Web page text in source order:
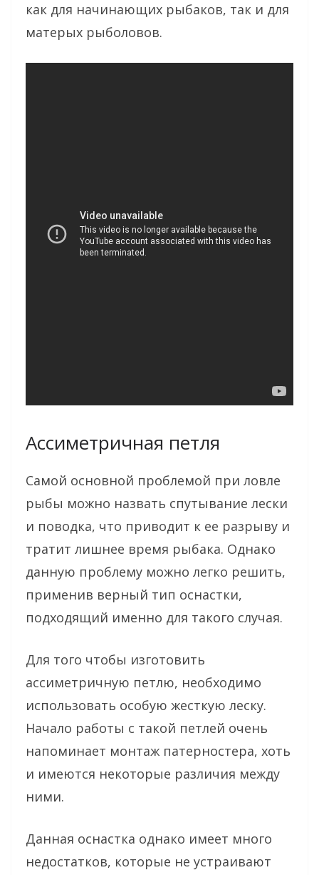
как для начинающих рыбаков, так и для
матерых рыболовов.
Ассиметричная петля
Самой основной проблемой при ловле
рыбы можно назвать спутывание лески
и поводка, что приводит к ее разрыву и
тратит лишнее время рыбака. Однако
данную проблему можно легко решить,
применив верный тип оснастки,
подходящий именно для такого случая.
Для того чтобы изготовить
ассиметричную петлю, необходимо
использовать особую жесткую леску.
Начало работы с такой петлей очень
напоминает монтаж патерностера, хоть
и имеются некоторые различия между
ними.
Данная оснастка однако имеет много
недостатков, которые не устраивают